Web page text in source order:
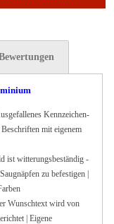
Kennzeichen-
mit eigenem
ist witterungsbeständig -
zu befestigen |
Wunschtext wird von
| Eigene